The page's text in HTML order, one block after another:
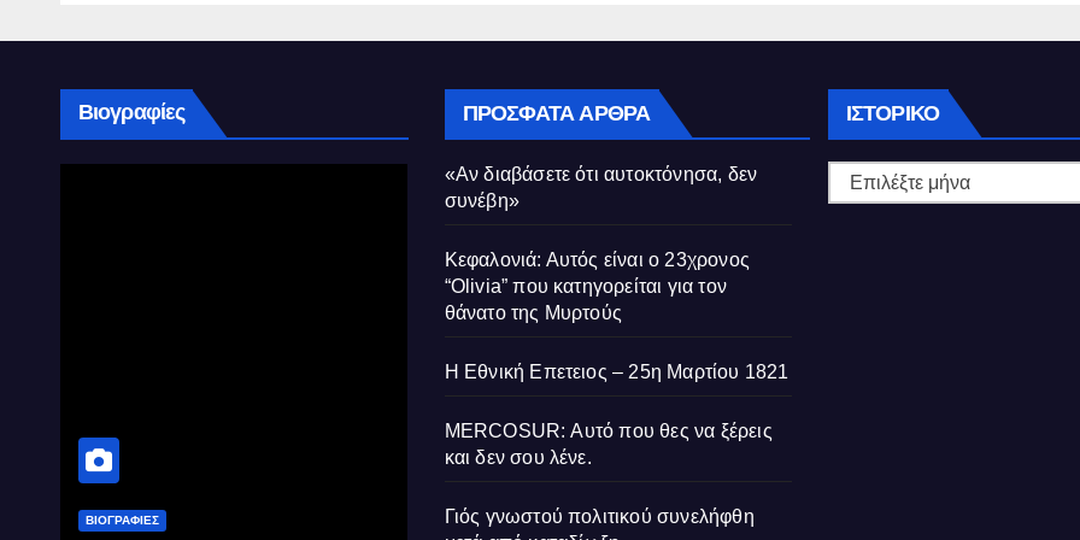
Βιογραφίες
ΒΙΟΓΡΑΦΊΕΣ ΒΙΟΓΡΑΦΊΕΣ
ΠΡΌΣΦΑΤΑ ΆΡΘΡΑ
«Αν διαβάσετε ότι αυτοκτόνησα, δεν
συνέβη»
Κεφαλονιά: Αυτός είναι ο 23χρονος
“Olivia” που κατηγορείται για τον
θάνατο της Μυρτούς
Η Εθνική Επετειος – 25η Μαρτίου 1821
MERCOSUR: Αυτό που θες να ξέρεις
και δεν σου λένε.
Γιός γνωστού πολιτικού συνελήφθη
ΙΣΤΟΡΙΚΌ Ιστορικό
ΔΙΑΚΡΊΣΕΙΣ